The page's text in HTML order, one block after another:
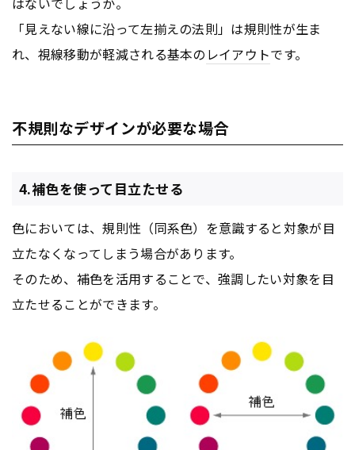
「見えない線に沿って左揃えの法則」は規則性が生ま
れ、視線移動が軽減される基本の レイアウトです。
不規則なデザインが必要な場合
4.補色を使って目立たせる
色においては、規則性（同系色）を意識すると対象が目
立たなくなってしまう場合があります。
そのため、補色を活用することで、強調したい対象を目
立たせることができます。